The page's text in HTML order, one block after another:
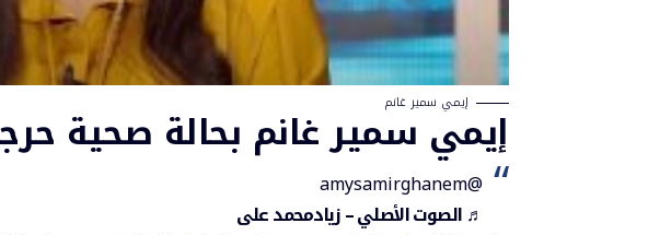
إيمي سمير غانم
إيمي سمير غانم بحالة صحية
@amysamirghanem
♬ الصوت الأصلي – زيادمحمد على